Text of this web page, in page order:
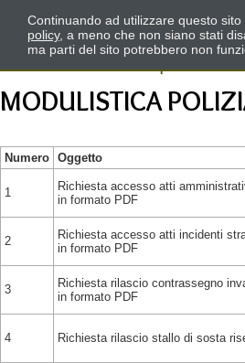
MODULISTICA
Numero Oggetto
1
Richiesta accesso atti
in formato PDF
2
Richiesta accesso atti incidenti
in formato PDF
3
Richiesta rilascio contrassegno
in formato PDF
4 Richiesta rilascio stallo di sosta
Continuando ad utilizzare questo
policy, a meno che non siano stati
ma parti del sito potrebbero non